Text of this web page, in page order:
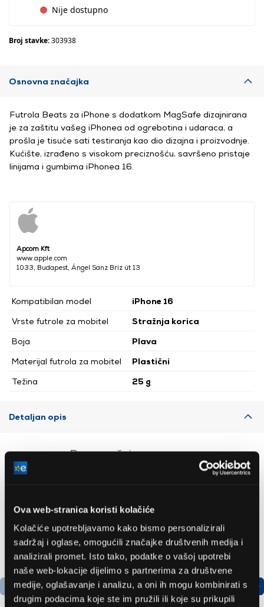
Ova web-stranica koristi kolačiće
Kolačiće upotrebljavamo kako bismo personalizirali
sadržaj i oglase, omogućili značajke društvenih medija i
analizirali promet. Isto tako, podatke o vašoj upotrebi
naše web-lokacije dijelimo s partnerima za društvene
medije, oglašavanje i analizu, a oni ih mogu kombinirati s
drugim podacima koje ste im pružili ili koje su prikupili
Nije dostupno
Broj stavke:303938
Osnovna značajka
Apcom Kft
www.apple.com
1033, Budapest, Ángel Sanz Briz út 13
Kompatibilan model
iPhone 16
Vrste futrole za mobitel
Stražnja korica
Boja
Plava
Materijal futrola za mobitel
Plastični
Težina
25 g
Futrola Beats za iPhone s dodatkom MagSafe dizajnirana
je za zaštitu vašeg iPhonea od ogrebotina i udaraca, a
prošla je tisuće sati testiranja kao dio dizajna i proizvodnje.
Kućište, izrađeno s visokom preciznošću, savršeno pristaje
linijama i gumbima iPhonea 16.
Detaljan opis
Preporučujemo za vas